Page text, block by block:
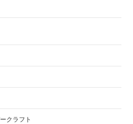
クラフト